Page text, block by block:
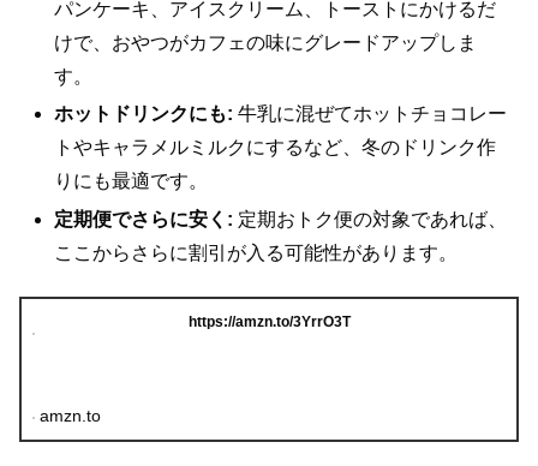
パンケーキ、アイスクリーム、トーストにかけるだ
けで、おやつがカフェの味にグレードアップしま
す。
ホットドリンクにも: 牛乳に混ぜてホットチョコレー
トやキャラメルミルクにするなど、冬のドリンク作
りにも最適です。
定期便でさらに安く: 定期おトク便の対象であれば、
ここからさらに割引が入る可能性があります。
https://amzn.to/3YrrO3T
amzn.to